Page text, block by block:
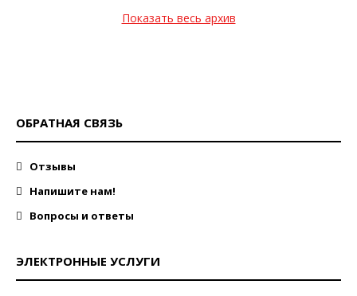
Показать весь архив
ОБРАТНАЯ СВЯЗЬ
Отзывы
Напишите нам!
Вопросы и ответы
ЭЛЕКТРОННЫЕ УСЛУГИ